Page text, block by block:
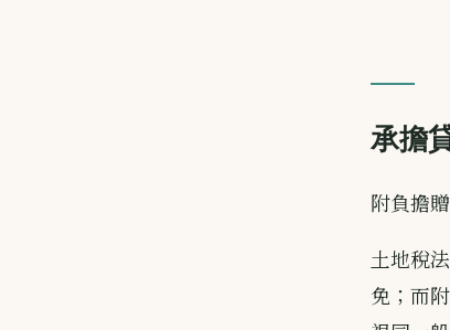
承擔
附負擔
土地稅
免；而